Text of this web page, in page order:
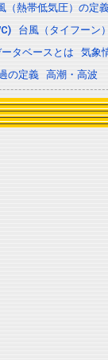
（熱帯低気圧）の定
台風（タイフーン
タベースとは
気象
の定義 高潮・高波